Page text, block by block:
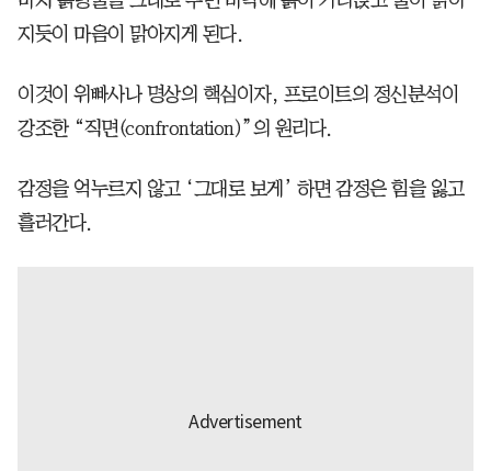
지듯이 마음이 맑아지게 된다.
이것이 위빠사나 명상의 핵심이자, 프로이트의 정신분석이
강조한 “직면(confrontation)”의 원리다.
감정을 억누르지 않고 ‘그대로 보게’ 하면 감정은 힘을 잃고
흘러간다.